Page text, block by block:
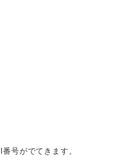
号がでてきます。